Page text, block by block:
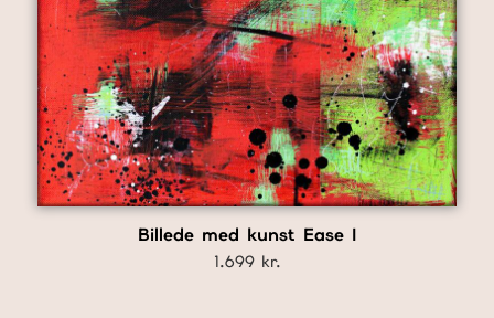
Billede med kunst Ease I
1.699 kr.